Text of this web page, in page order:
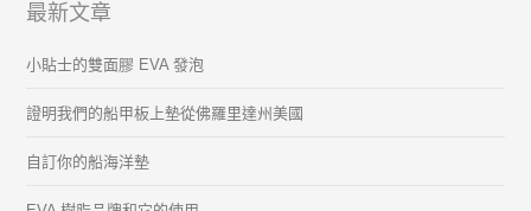
最新文章
小貼士的雙面膠 EVA 發泡
證明我們的船甲板上墊從佛羅里達州美國
自訂你的船海洋墊